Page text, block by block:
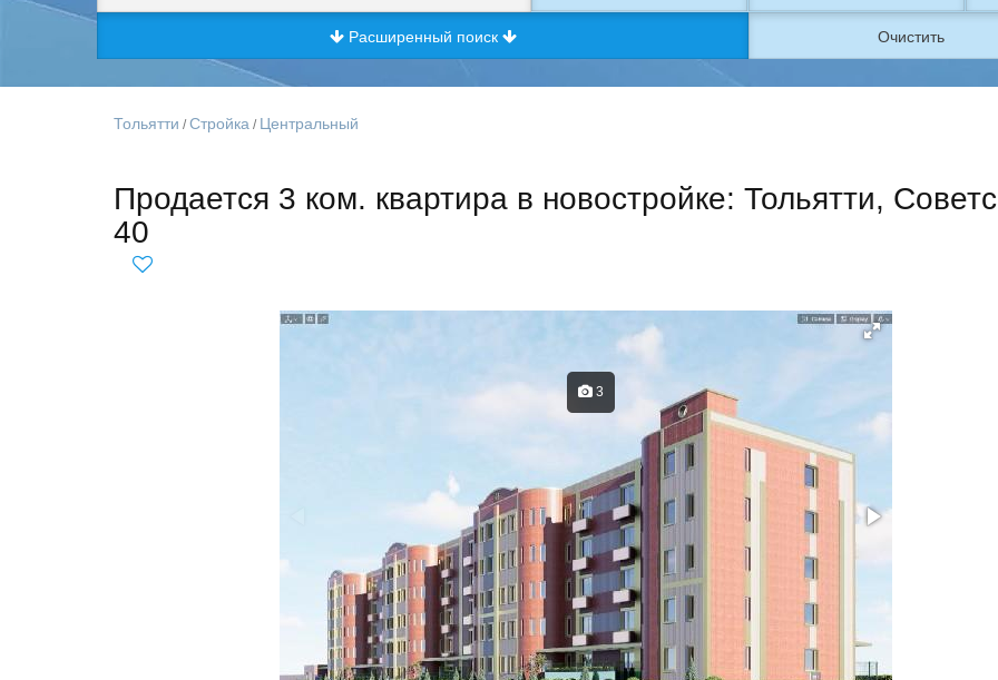
Расширенный поиск Очистить
Тольятти /Стройка / Центральный
Продается 3 ком. квартира в новостройке: Тольятти,
40
3